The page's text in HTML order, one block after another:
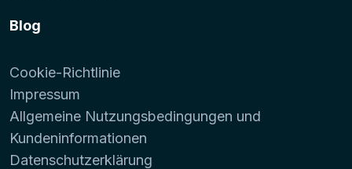
Blog
Cookie-Richtlinie
Impressum
Allgemeine Nutzungsbedingungen und
Kundeninformationen
Datenschutzerklärung